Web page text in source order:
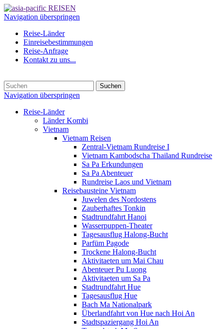
Navigation überspringen
Reise-Länder
Einreisebestimmungen
Reise-Anfrage
Kontakt zu uns...
Suchen
Navigation überspringen
Reise-Länder
Länder Kombi
Vietnam
Vietnam Reisen
Zentral-Vietnam Rundreise I
Vietnam Kambodscha Thailand Rundreise
Sa Pa Erkundungen
Sa Pa Abenteuer
Rundreise Laos und Vietnam
Reisebausteine Vietnam
Juwelen des Nordostens
Zauberhaftes Tonkin
Stadtrundfahrt Hanoi
Wasserpuppen-Theater
Tagesausflug Halong-Bucht
Parfüm Pagode
Trockene Halong-Bucht
Aktivitaeten um Mai Chau
Abenteuer Pu Luong
Aktivitaeten um Sa Pa
Stadtrundfahrt Hue
Tagesausflug Hue
Bach Ma Nationalpark
Überlandfahrt von Hue nach Hoi An
Stadtspaziergang Hoi An